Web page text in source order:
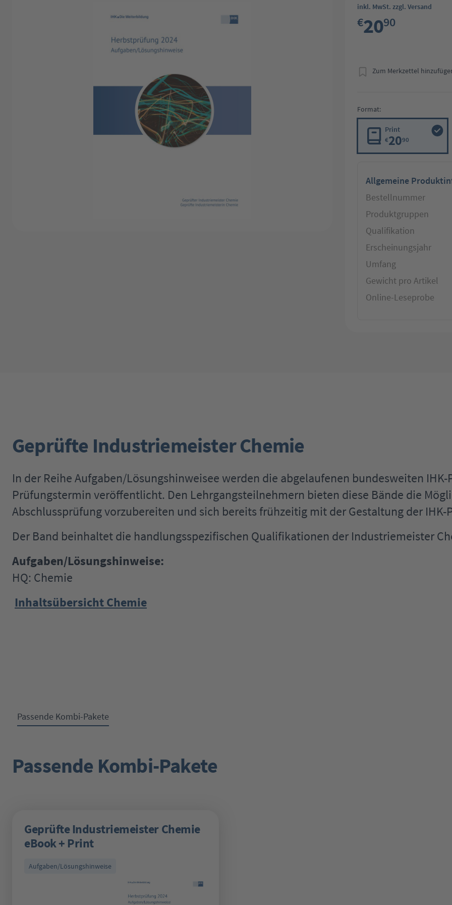
inkl. MwSt. zzgl. Versand
€2090
Zum Merkzettel
Format:
Print
€2090
Allgemeine
Bestellnummer
Produktgruppen
Qualifikation
Erscheinungsjahr
Umfang
Gewicht pro Artikel
Online-Leseprobe
Geprüfte Industriemeister Chemie
In der Reihe Aufgaben/Lösungshinweisee werden die abgelaufenen bundesweiten
Prüfungstermin veröffentlicht. Den Lehrgangsteilnehmern bieten diese Bände die
Abschlussprüfung vorzubereiten und sich bereits frühzeitig mit der Gestaltung der
Der Band beinhaltet die handlungsspezifischen Qualifikationen der Industriemeister
Aufgaben/Lösungshinweise:
HQ: Chemie
Inhaltsübersicht Chemie
Passende Kombi-Pakete
Produktgalerie überspringen
Passende Kombi-Pakete
Geprüfte Industriemeister Chemie
eBook + Print
Aufgaben/Lösungshinweise